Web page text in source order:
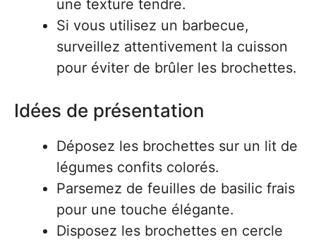
une texture tendre.
Si vous utilisez un barbecue,
surveillez attentivement la cuisson
pour éviter de brûler les brochettes.
Idées de présentation
Déposez les brochettes sur un lit de
légumes confits colorés.
Parsemez de feuilles de basilic frais
pour une touche élégante.
Disposez les brochettes en cercle